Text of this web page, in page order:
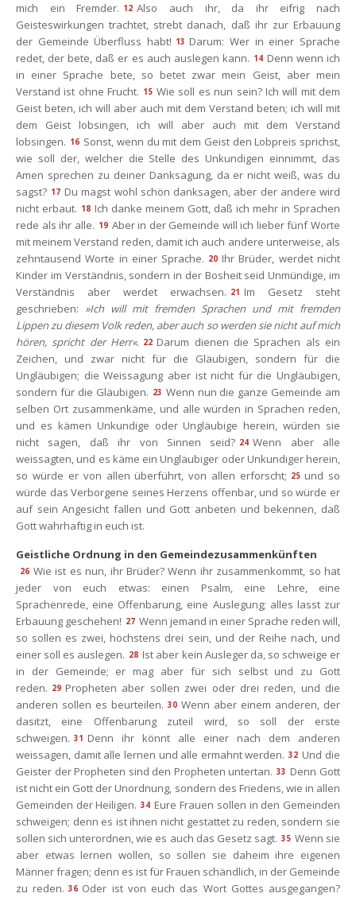
mich ein Fremder. 12 Also auch ihr, da ihr eifrig nach
Geisteswirkungen trachtet, strebt danach, daß ihr zur Erbauung
der Gemeinde Überfluss habt! 13 Darum: Wer in einer Sprache
redet, der bete, daß er es auch auslegen kann. 14 Denn wenn ich
in einer Sprache bete, so betet zwar mein Geist, aber mein
Verstand ist ohne Frucht. 15 Wie soll es nun sein? Ich will mit dem
Geist beten, ich will aber auch mit dem Verstand beten; ich will mit
dem Geist lobsingen, ich will aber auch mit dem Verstand
lobsingen. 16 Sonst, wenn du mit dem Geist den Lobpreis sprichst,
wie soll der, welcher die Stelle des Unkundigen einnimmt, das
Amen sprechen zu deiner Danksagung, da er nicht weiß, was du
agst? 17 Du magst wohl schön danksagen, aber der andere wird
nicht erbaut. 18 Ich danke meinem Gott, daß ich mehr in Sprachen
rede als ihr alle. 19 Aber in der Gemeinde will ich lieber fünf Worte
mit meinem Verstand reden, damit ich auch andere unterweise, als
zehntausend Worte in einer Sprache. 20 Ihr Brüder, werdet nicht
Kinder im Verständnis, sondern in der Bosheit seid Unmündige, im
Verständnis aber werdet erwachsen. 21 Im Gesetz steht
geschrieben: »Ich will mit fremden Sprachen und mit fremden
Lippen zu diesem Volk reden, aber auch so werden sie nicht auf mich
hören, spricht der Herr«. 22 Darum dienen die Sprachen als ein
Zeichen, und zwar nicht für die Gläubigen, sondern für die
Ungläubigen; die Weissagung aber ist nicht für die Ungläubigen,
ondern für die Gläubigen. 23 Wenn nun die ganze Gemeinde am
elben Ort zusammenkäme, und alle würden in Sprachen reden,
und es kämen Unkundige oder Ungläubige herein, würden sie
nicht sagen, daß ihr von Sinnen seid? 24 Wenn aber alle
weissagten, und es käme ein Ungläubiger oder Unkundiger herein,
o würde er von allen überführt, von allen erforscht; 25 und so
würde das Verborgene seines Herzens offenbar, und so würde er
auf sein Angesicht fallen und Gott anbeten und bekennen, daß
Gott wahrhaftig in euch ist.
Geistliche Ordnung in den Gemeindezusammenkünften
26 Wie ist es nun, ihr Brüder? Wenn ihr zusammenkommt, so hat
jeder von euch etwas: einen Psalm, eine Lehre, eine
Sprachenrede, eine Offenbarung, eine Auslegung; alles lasst zur
Erbauung geschehen! 27 Wenn jemand in einer Sprache reden will,
o sollen es zwei, höchstens drei sein, und der Reihe nach, und
einer soll es auslegen. 28 Ist aber kein Ausleger da, so schweige er
in der Gemeinde; er mag aber für sich selbst und zu Gott
reden. 29 Propheten aber sollen zwei oder drei reden, und die
anderen sollen es beurteilen. 30 Wenn aber einem anderen, der
dasitzt, eine Offenbarung zuteil wird, so soll der erste
chweigen. 31 Denn ihr könnt alle einer nach dem anderen
weissagen, damit alle lernen und alle ermahnt werden. 32 Und die
Geister der Propheten sind den Propheten untertan. 33 Denn Gott
ist nicht ein Gott der Unordnung, sondern des Friedens, wie in allen
Gemeinden der Heiligen. 34 Eure Frauen sollen in den Gemeinden
chweigen; denn es ist ihnen nicht gestattet zu reden, sondern sie
ollen sich unterordnen, wie es auch das Gesetz sagt. 35 Wenn sie
aber etwas lernen wollen, so sollen sie daheim ihre eigenen
Männer fragen; denn es ist für Frauen schändlich, in der Gemeinde
zu reden. 36 Oder ist von euch das Wort Gottes ausgegangen?